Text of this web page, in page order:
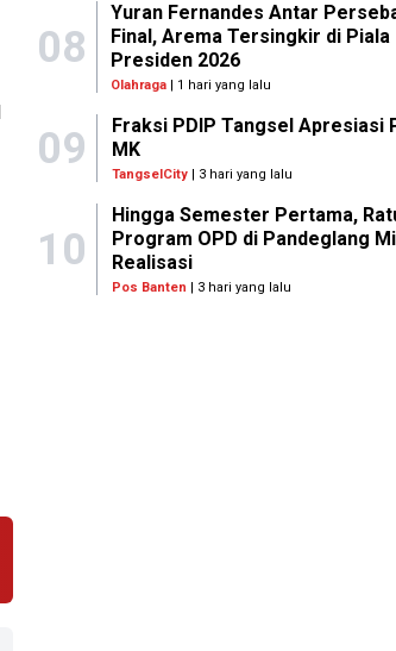
08
Yuran Fernandes Antar
Final, Arema Tersingkir di Piala
Presiden 2026
Olahraga | 1 hari yang lalu
09
Fraksi PDIP Tangsel Apresiasi
MK
TangselCity| 3 hari yang lalu
10
Hingga Semester Pertama,
Program OPD di Pandeglang
Realisasi
Pos Banten | 3 hari yang lalu